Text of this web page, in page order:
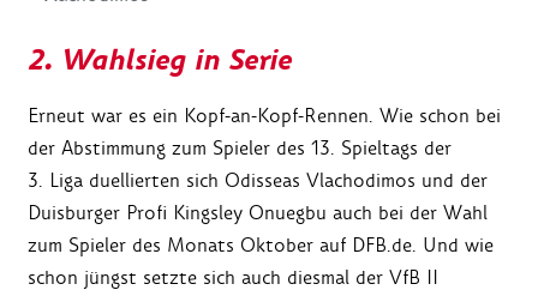
2. Wahlsieg in Serie
Erneut war es ein Kopf-an-Kopf-Rennen. Wie schon bei
der Abstimmung zum Spieler des 13. Spieltags der
3. Liga duellierten sich Odisseas Vlachodimos und der
Duisburger Profi Kingsley Onuegbu auch bei der Wahl
zum Spieler des Monats Oktober auf DFB.de. Und wie
schon jüngst setzte sich auch diesmal der VfB II